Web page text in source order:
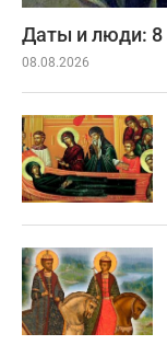
Даты и люди: 8
08.08.2026